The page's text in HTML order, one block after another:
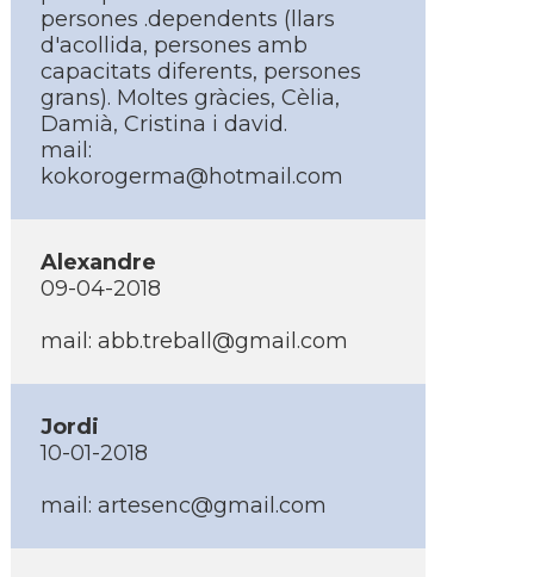
persones .dependents (llars
d'acollida, persones amb
capacitats diferents, persones
grans). Moltes gràcies, Cèlia,
Damià, Cristina i david.
mail:
kokorogerma@hotmail.com
Alexandre
09-04-2018
mail: abb.treball@gmail.com
Jordi
10-01-2018
mail: artesenc@gmail.com